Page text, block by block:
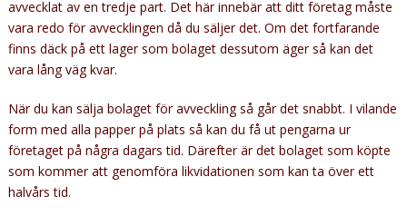
avvecklat av en tredje part. Det här innebär att ditt företag måste
vara redo för avvecklingen då du säljer det. Om det fortfarande
finns däck på ett lager som bolaget dessutom äger så kan det
vara lång väg kvar.
När du kan sälja bolaget för avveckling så går det snabbt. I vilande
form med alla papper på plats så kan du få ut pengarna ur
företaget på några dagars tid. Därefter är det bolaget som köpte
som kommer att genomföra likvidationen som kan ta över ett
halvårs tid.